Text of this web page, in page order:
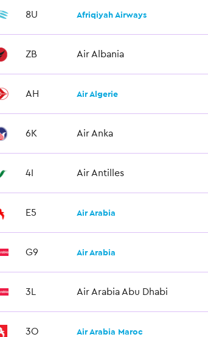
8U Afriqiyah Airways
ZB Air Albania
AH Air Algerie
6K Air Anka
4I Air Antilles
E5 Air Arabia
G9 Air Arabia
3L Air Arabia Abu Dhabi
3O Air Arabia Maroc